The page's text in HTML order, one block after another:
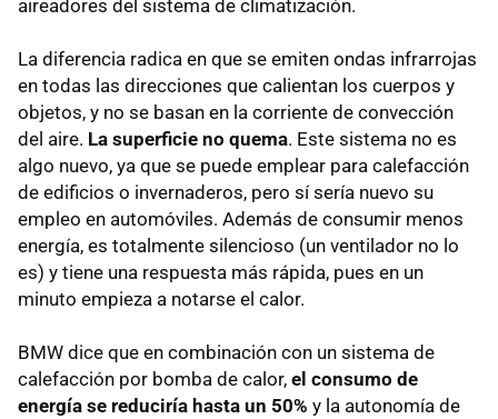
aireadores del sistema de climatización.
La diferencia radica en que se emiten ondas infrarrojas
en todas las direcciones que calientan los cuerpos y
objetos, y no se basan en la corriente de convección
del aire. La superficie no quema. Este sistema no es
algo nuevo, ya que se puede emplear para calefacción
de edificios o invernaderos, pero sí sería nuevo su
empleo en automóviles. Además de consumir menos
energía, es totalmente silencioso (un ventilador no lo
es) y tiene una respuesta más rápida, pues en un
minuto empieza a notarse el calor.
BMW dice que en combinación con un sistema de
calefacción por bomba de calor, el consumo de
energía se reduciría hasta un 50% y la autonomía de